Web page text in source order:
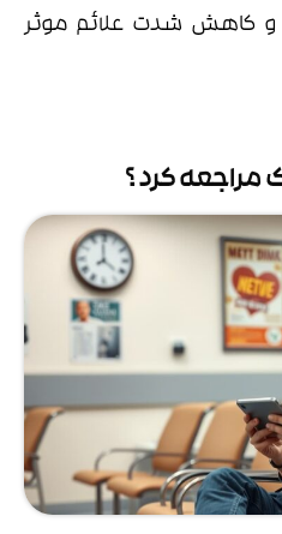
و کاهش شدت علائم موثر
مراجعه کرد ؟